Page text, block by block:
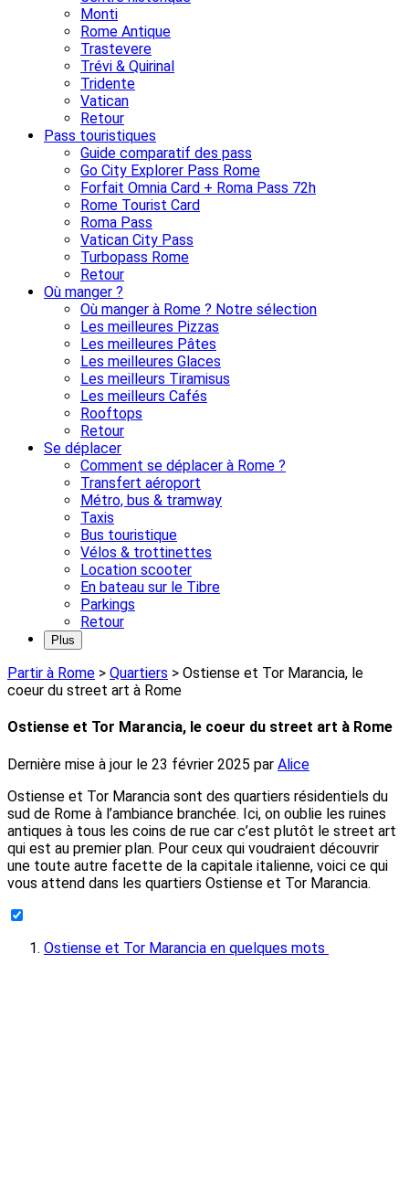
Monti
Rome Antique
Trastevere
Trévi & Quirinal
Tridente
Vatican
Retour
Pass touristiques
Guide comparatif des pass
Go City Explorer Pass Rome
Forfait Omnia Card + Roma Pass 72h
Rome Tourist Card
Roma Pass
Vatican City Pass
Turbopass Rome
Retour
Où manger ?
Où manger à Rome ? Notre sélection
Les meilleures Pizzas
Les meilleures Pâtes
Les meilleures Glaces
Les meilleurs Tiramisus
Les meilleurs Cafés
Rooftops
Retour
Se déplacer
Comment se déplacer à Rome ?
Transfert aéroport
Métro, bus & tramway
Taxis
Bus touristique
Vélos & trottinettes
Location scooter
En bateau sur le Tibre
Parkings
Retour
Plus
Partir à Rome > Quartiers > Ostiense et Tor Marancia, le
coeur du street art à Rome
Ostiense et Tor Marancia, le coeur du street art à Rome
Dernière mise à jour le 23 février 2025 par Alice
Ostiense et Tor Marancia sont des quartiers résidentiels du
sud de Rome à l’ambiance branchée. Ici, on oublie les ruines
antiques à tous les coins de rue car c’est plutôt le street art
qui est au premier plan. Pour ceux qui voudraient découvrir
une toute autre facette de la capitale italienne, voici ce qui
vous attend dans les quartiers Ostiense et Tor Marancia.
Ostiense et Tor Marancia en quelques mots